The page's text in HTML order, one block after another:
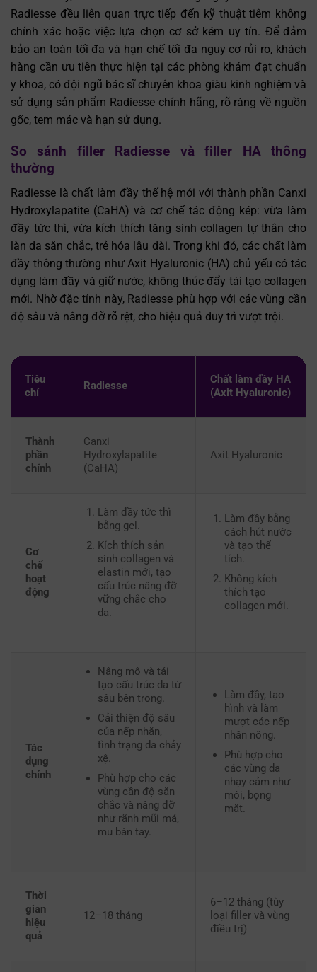
Radiesse đều liên quan trực tiếp đến kỹ thuật tiêm không
chính xác hoặc việc lựa chọn cơ sở kém uy tín. Để đảm
bảo an toàn tối đa và hạn chế tối đa nguy cơ rủi ro, khách
hàng cần ưu tiên thực hiện tại các phòng khám đạt chuẩn
y khoa, có đội ngũ bác sĩ chuyên khoa giàu kinh nghiệm và
sử dụng sản phẩm Radiesse chính hãng, rõ ràng về nguồn
gốc, tem mác và hạn sử dụng.
So sánh filler Radiesse và filler HA thông
thường
Radiesse là chất làm đầy thế hệ mới với thành phần Canxi
Hydroxylapatite (CaHA) và cơ chế tác động kép: vừa làm
đầy tức thì, vừa kích thích tăng sinh collagen tự thân cho
làn da săn chắc, trẻ hóa lâu dài. Trong khi đó, các chất làm
đầy thông thường như Axit Hyaluronic (HA) chủ yếu có tác
dụng làm đầy và giữ nước, không thúc đẩy tái tạo collagen
mới. Nhờ đặc tính này, Radiesse phù hợp với các vùng cần
độ sâu và nâng đỡ rõ rệt, cho hiệu quả duy trì vượt trội.
Tiêu
chí
Radiesse
Chất làm đầy HA
(Axit Hyaluronic)
Thành
phần
chính
Canxi
Hydroxylapatite
(CaHA)
Axit Hyaluronic
Cơ
chế
hoạt
động
Làm đầy tức thì
bằng gel.
Kích thích sản
sinh collagen và
elastin mới, tạo
cấu trúc nâng đỡ
vững chắc cho
da.
Làm đầy bằng
cách hút nước
và tạo thể
tích.
Không kích
thích tạo
collagen mới.
Tác
dụng
chính
Nâng mô và tái
tạo cấu trúc da từ
sâu bên trong.
Cải thiện độ sâu
của nếp nhăn,
tình trạng da chảy
xệ.
Phù hợp cho các
vùng cần độ săn
chắc và nâng đỡ
như rãnh mũi má,
mu bàn tay.
Làm đầy, tạo
hình và làm
mượt các nếp
nhăn nông.
Phù hợp cho
các vùng da
nhạy cảm như
môi, bọng
mắt.
Thời
gian
hiệu
quả
12–18 tháng
6–12 tháng (tùy
loại filler và vùng
điều trị)